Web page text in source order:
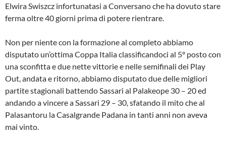
Elwira Swiszcz infortunatasi a Conversano che ha dovuto stare
ferma oltre 40 giorni prima di potere rientrare.
Non per niente con la formazione al completo abbiamo
disputato un’ottima Coppa Italia classificandoci al 5° posto con
una sconfitta e due nette vittorie e nelle semifinali dei Play
Out, andata e ritorno, abbiamo disputato due delle migliori
partite stagionali battendo Sassari al Palakeope 30 – 20 ed
andando a vincere a Sassari 29 – 30, sfatando il mito che al
Palasantoru la Casalgrande Padana in tanti anni non aveva
mai vinto.